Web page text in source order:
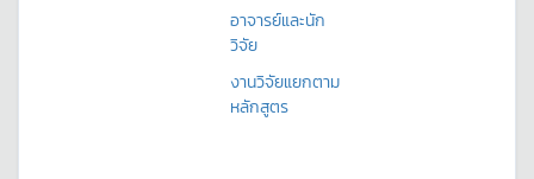
อาจารย์และนัก
วิจัย
งานวิจัยแยกตาม
หลักสูตร